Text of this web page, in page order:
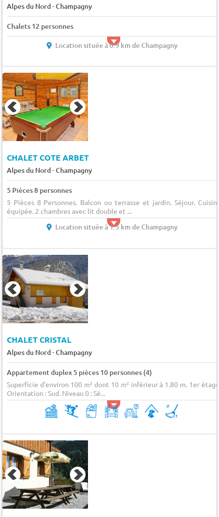
Alpes du Nord-Champagny
Chalets 12 personnes
Location située à 0.9 km de Champagny
CHALET COTE ARBET
Alpes du Nord-Champagny
5 Pièces 8 personnes
5 Pièces 8 Personnes. Balcon ou terrasse et jardin. Séjour.
équipée. 2 chambres avec lit double et ...
Location située à 1.5 km de Champagny
CHALET CRISTAL
Alpes du Nord-Champagny
Appartement duplex 5 pièces 10 personnes (4)
Superficie d'environ 100 m² dont 10 m² inférieur à 1.80 m. 1er
Orientation : Sud. Niveau 0 : Sé...